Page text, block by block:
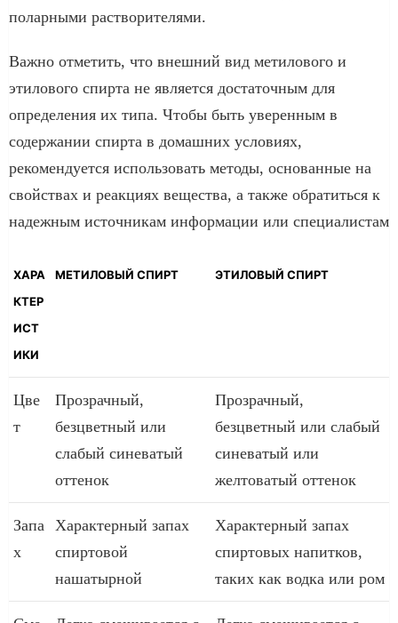
поларными растворителями.
Важно отметить, что внешний вид метилового и
этилового спирта не является достаточным для
определения их типа. Чтобы быть уверенным в
содержании спирта в домашних условиях,
рекомендуется использовать методы, основанные на
свойствах и реакциях вещества, а также обратиться к
надежным источникам информации или специалистам
ХАРА
КТЕР
ИСТ
ИКИ
МЕТИЛОВЫЙ СПИРТ ЭТИЛОВЫЙ СПИРТ
Цве
т
Прозрачный,
безцветный или
слабый синеватый
оттенок
Прозрачный,
безцветный или слабый
синеватый или
желтоватый оттенок
Запа
х
Характерный запах
спиртовой
нашатырной
Характерный запах
спиртовых напитков,
таких как водка или ром